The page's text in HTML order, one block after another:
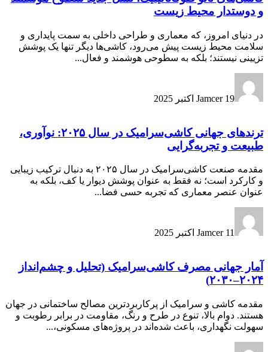
و دوستدار محیط زیست
در دنیای امروز، که معماری و طراحی داخلی به سمت پایداری و
سلامت محیط زیست پیش می‌رود، کاشی‌ها دیگر تنها یک پوشش
تزیینی نیستند؛ بلکه به سطوحی هوشمند و فعال...
Jamcer 19 اکتبر 2025
ترندهای جهانی کاشی‌سرامیک در سال ۲۰۲۵: نوآوری،
طبیعت و تجربه‌گرایی
مقدمه صنعت کاشی‌سرامیک در سال ۲۰۲۵ به دنبال ترکیب زیبایی
و کارکرد است؛ نه فقط به عنوان پوشش دیوار یا کف، بلکه به
عنوان عنصر معماری که تجربه حسی فضا...
Jamcer 11 اکتبر 2025
آمار جهانی مصرف کاشی‌سرامیک (تحلیل و چشم‌انداز
۲۰۲۴–۲۰۳۰)
مقدمه کاشی و سرامیک از پرکاربردترین مصالح ساختمانی در جهان
هستند. دوام بالا، تنوع در طرح و رنگ، مقاومت در برابر رطوبت و
سهولت نگهداری، باعث شده‌اند در پروژه‌های مسکونی،...